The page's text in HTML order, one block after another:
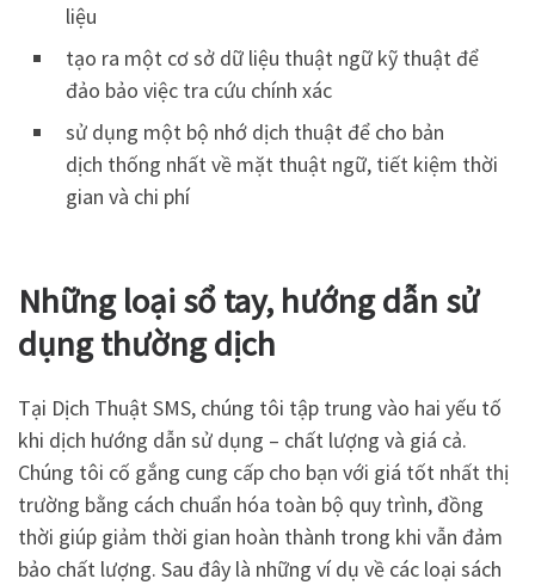
liệu
tạo ra một cơ sở dữ liệu thuật ngữ kỹ thuật để
đảo bảo việc tra cứu chính xác
sử dụng một bộ nhớ dịch thuật để cho bản
dịch thống nhất về mặt thuật ngữ, tiết kiệm thời
gian và chi phí
Những loại sổ tay, hướng dẫn sử
dụng thường dịch
Tại Dịch Thuật SMS, chúng tôi tập trung vào hai yếu tố
khi dịch hướng dẫn sử dụng – chất lượng và giá cả.
Chúng tôi cố gắng cung cấp cho bạn với giá tốt nhất thị
trường bằng cách chuẩn hóa toàn bộ quy trình, đồng
thời giúp giảm thời gian hoàn thành trong khi vẫn đảm
bảo chất lượng. Sau đây là những ví dụ về các loại sách